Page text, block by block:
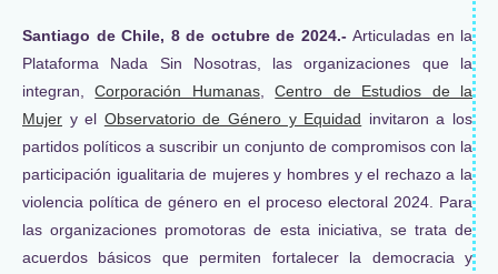
Santiago de Chile, 8 de octubre de 2024.- Articuladas en la
Plataforma Nada Sin Nosotras, las organizaciones que la
integran,Corporación Humanas,Centro de Estudios de la
Mujer y el Observatorio de Género y Equidad invitaron a los
partidos políticos a suscribir un conjunto de compromisos con la
participación igualitaria de mujeres y hombres y el rechazo a la
violencia política de género en el proceso electoral 2024. Para
las organizaciones promotoras de esta iniciativa, se trata de
acuerdos básicos que permiten fortalecer la democracia y